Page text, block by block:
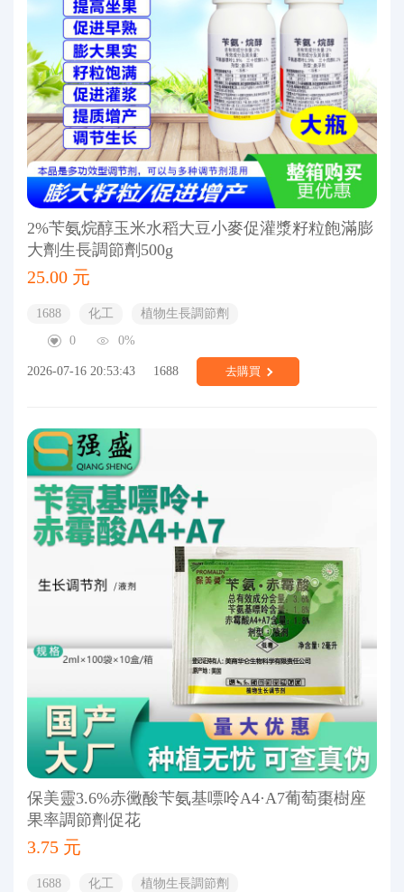
2%苄氨烷醇玉米水稻大豆小麥促灌漿籽粒飽滿膨
大劑生長調節劑500g
25.00 元
1688 化工
植物生長調節劑
0
0%
2026-07-16 20:53:43 1688 去購買
保美靈3.6%赤黴酸苄氨基嘌呤A4·A7葡萄棗樹座
果率調節劑促花
3.75 元
1688 化工
植物生長調節劑